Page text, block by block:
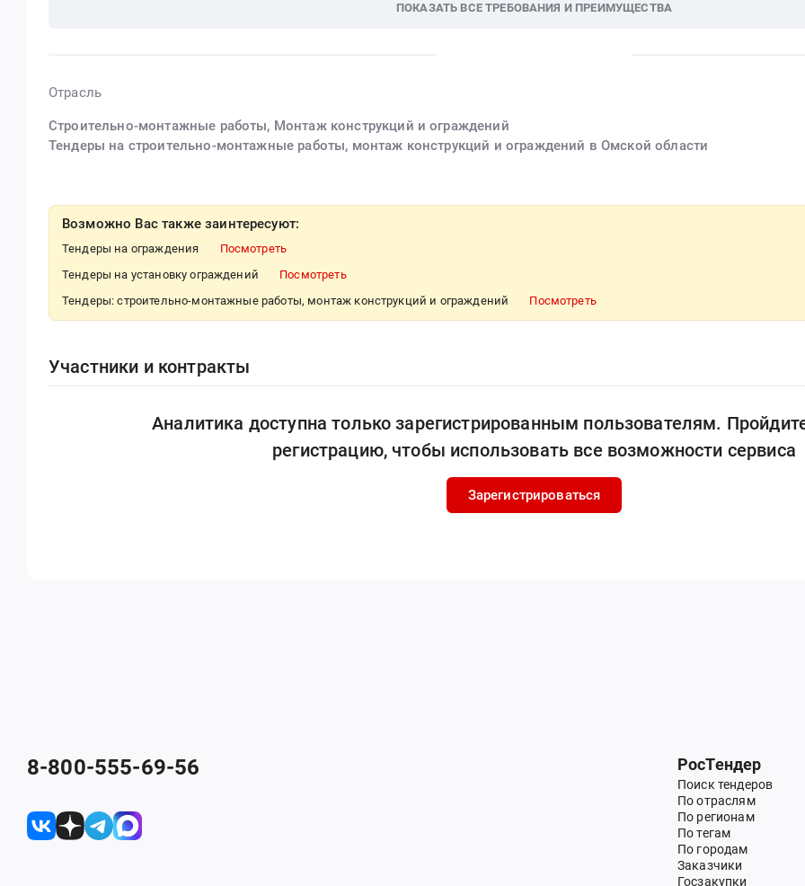
ПОКАЗАТЬ ВСЕ ТРЕБОВАНИЯ И ПРЕИМУЩЕСТВА
Отрасль
Строительно-монтажные работы, Монтаж конструкций и ограждений
Тендеры на строительно-монтажные работы, монтаж конструкций и ограждений в Омской области
Возможно Вас также заинтересуют:
Тендеры на ограждения
Посмотреть
Тендеры на установку ограждений
Посмотреть
Тендеры: строительно-монтажные работы, монтаж конструкций и ограждений
Посмотреть
Участники и контракты
Аналитика доступна только зарегистрированным пользователям.
регистрацию, чтобы использовать все возможности сервиса
Зарегистрироваться
8-800-555-69-56 РосТендер
Поиск тендеров
По отраслям
По регионам
По тегам
По городам
Заказчики
Госзакупки